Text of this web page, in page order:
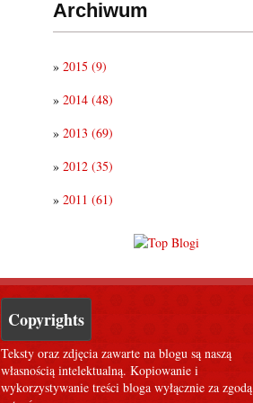
Archiwum
» 2015 (9)
» 2014 (48)
» 2013 (69)
» 2012 (35)
» 2011 (61)
Copyrights
Teksty oraz zdjęcia zawarte na blogu są naszą
własnością intelektualną. Kopiowanie i
wykorzystywanie treści bloga wyłącznie za zgodą